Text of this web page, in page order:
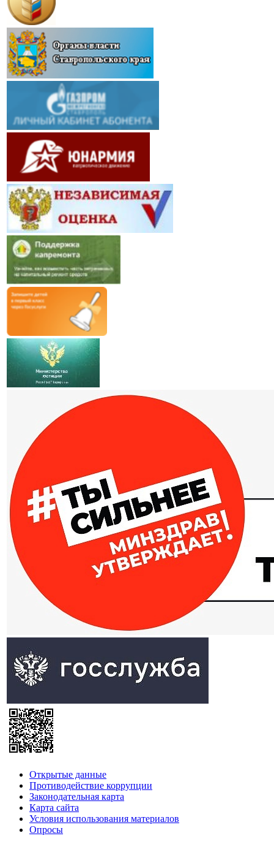
Открытые данные
Противодействие коррупции
Законодательная карта
Карта сайта
Условия использования материалов
Опросы